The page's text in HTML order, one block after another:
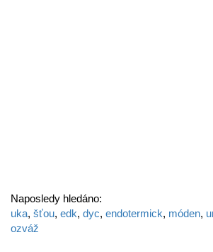
Naposledy hledáno:
uka, šťou, edk, dyc, endotermick, móden,
ozváž